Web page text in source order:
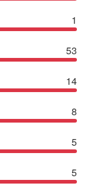
1
53
14
8
5
5